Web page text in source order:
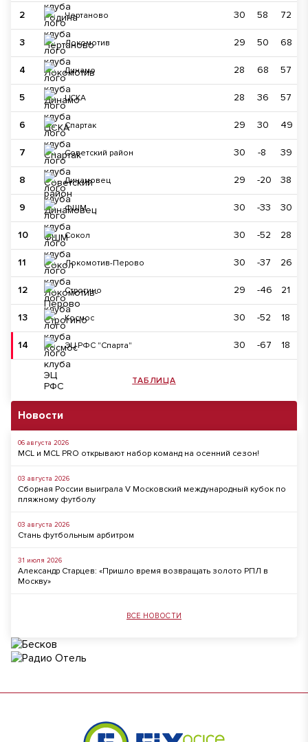
2 Чертаново 30 58 72
3 Локомотив 29 50 68
4 Динамо 28 68 57
5 ЦСКА 28 36 57
6 Спартак 29 30 49
7 Советский район 30 -8 39
8 Динамовец 29 -20 38
9 ФШМ 30 -33 30
10 Сокол 30 -52 28
11 Локомотив-Перово 30 -37 26
12 Строгино 29 -46 21
13 Космос 30 -52 18
14 ЭЦ РФС "Спарта" 30 -67 18
ТАБЛИЦА
Новости
06 августа 2026
MCL и MCL PRO открывают набор команд на осенний сезон!
03 августа 2026
Сборная России выиграла V Московский международный кубок по
пляжному футболу
03 августа 2026
Стань футбольным арбитром
31 июля 2026
Александр Старцев: «Пришло время возвращать золото РПЛ в
Москву»
ВСЕ НОВОСТИ